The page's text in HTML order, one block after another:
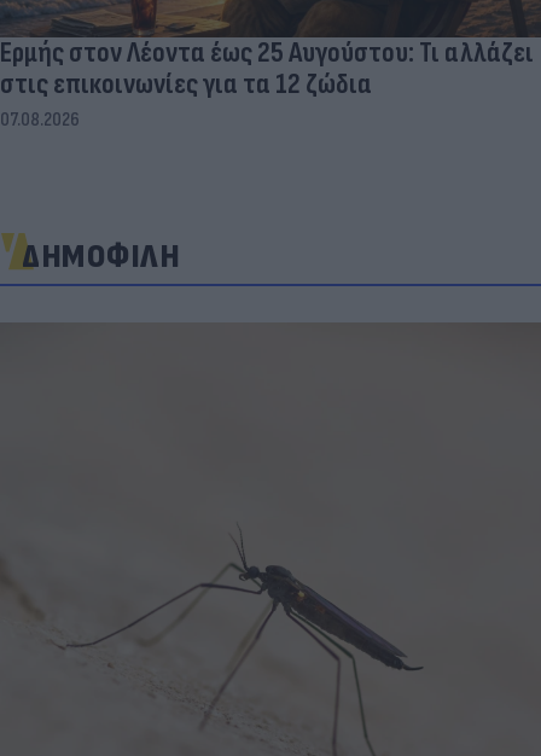
Ερμής στον Λέοντα έως 25 Αυγούστου: Τι αλλάζει
στις επικοινωνίες για τα 12 ζώδια
07.08.2026
ΔΗΜΟΦΙΛΗ